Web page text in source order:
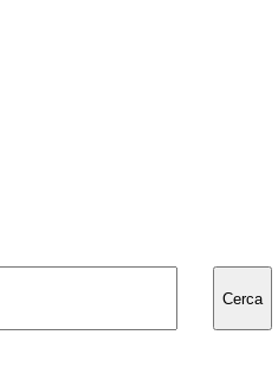
Cerca